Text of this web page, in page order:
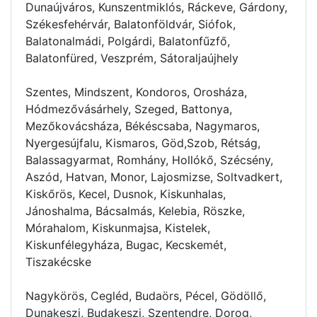
Dunaújváros, Kunszentmiklós, Ráckeve, Gárdony,
Székesfehérvár, Balatonföldvár, Siófok,
Balatonalmádi, Polgárdi, Balatonfűzfő,
Balatonfüred, Veszprém, Sátoraljaújhely
Szentes, Mindszent, Kondoros, Orosháza,
Hódmezővásárhely, Szeged, Battonya,
Mezőkovácsháza, Békéscsaba, Nagymaros,
Nyergesújfalu, Kismaros, Göd,Szob, Rétság,
Balassagyarmat, Romhány, Hollókő, Szécsény,
Aszód, Hatvan, Monor, Lajosmizse, Soltvadkert,
Kiskőrös, Kecel, Dusnok, Kiskunhalas,
Jánoshalma, Bácsalmás, Kelebia, Röszke,
Mórahalom, Kiskunmajsa, Kistelek,
Kiskunfélegyháza, Bugac, Kecskemét,
Tiszakécske
Nagykörös, Cegléd, Budaörs, Pécel, Gödöllő,
Dunakeszi, Budakeszi, Szentendre, Dorog,